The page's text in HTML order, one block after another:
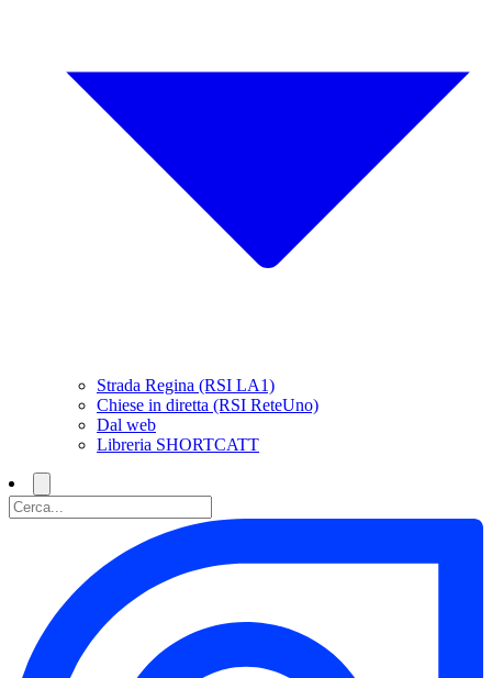
Strada Regina (RSI LA1)
Chiese in diretta (RSI ReteUno)
Dal web
Libreria SHORTCATT